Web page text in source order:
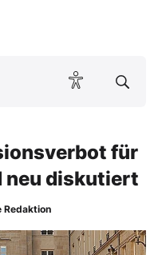
für
neu diskutiert
Redaktion